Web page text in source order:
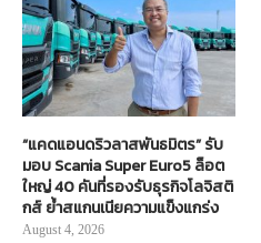
“แคดแอนดริวลาสพันธมิตร” รับ
มอบ Scania Super Euro5 ล็อต
ใหญ่ 40 คันที่รองรับธุรกิจโลจิสติ
กส์ ย้ำสแกนเนียความแข็งแกร่ง
August 4, 2026